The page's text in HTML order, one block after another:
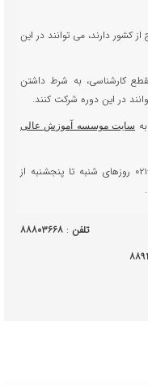
کشور دارند، می توانند در این
کارشناسی، به شرط داشتن
در این دوره شرکت کنند.
سایت موسسه آموزش عالی
همچنین شماره تلفن های ۸۸۸۰۳۶۶۸-۸۸۹۴۷۱۱۷-۰۲۱ روزهای شنبه تا پنجشنبه از
تلفن : ۸۸۸۰۳۶۶۸